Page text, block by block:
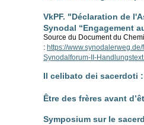
VkPF. "Déclaration de
Synodal “Engagement
Source du Document du
: https://
Synodalforum-II-
Il celibato dei sacerdoti
Être des frères avant
Symposium sur le